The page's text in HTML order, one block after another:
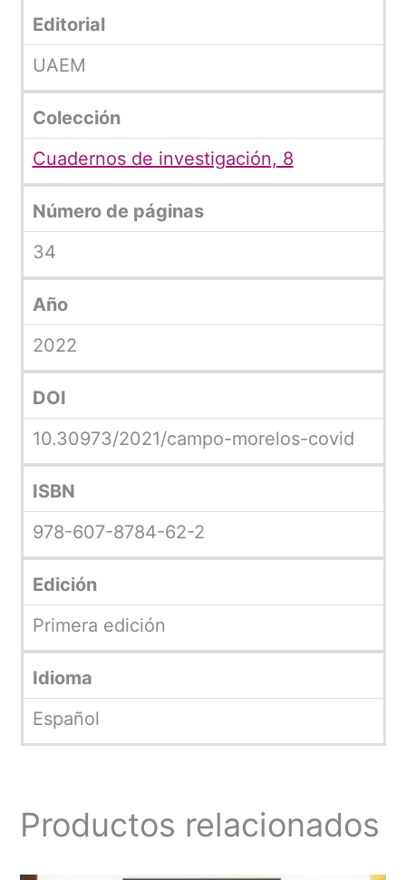
Editorial
UAEM
Colección
Cuadernos de investigación, 8
Número de páginas
34
Año
2022
DOI
10.30973/2021/campo-morelos-covid
ISBN
978-607-8784-62-2
Edición
Primera edición
Idioma
Español
Productos relacionados